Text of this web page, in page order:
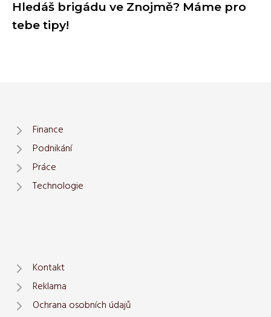
Hledáš brigádu ve Znojmě? Máme pro
tebe tipy!
Finance
Podnikání
Práce
Technologie
Kontakt
Reklama
Ochrana osobních údajů